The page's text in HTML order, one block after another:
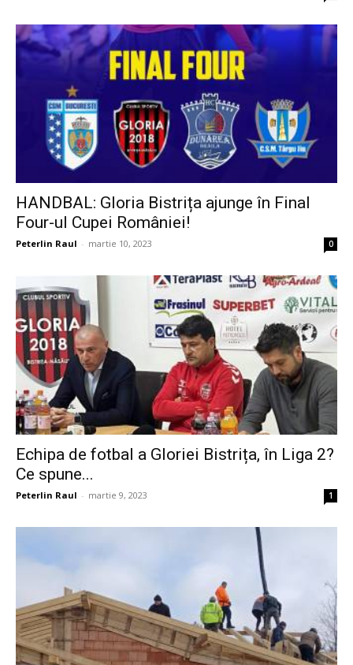
HANDBAL: Gloria Bistrița ajunge în Final
Four-ul Cupei României!
Peterlin Raul - martie 10, 2023 0
Echipa de fotbal a Gloriei Bistrița, în Liga 2?
Ce spune...
Peterlin Raul - martie 9, 2023 1